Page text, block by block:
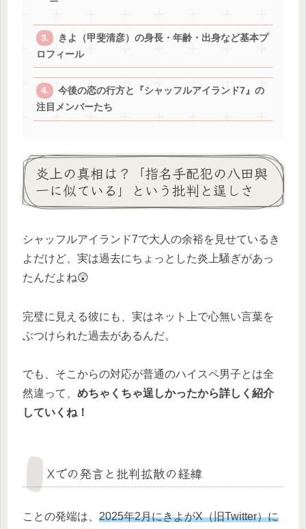
きよ（甲斐清彦）の身長・年齢・出身など基本プ
ロフィール
今後の恋の行方と『シャッフルアイランド7』の
注目メンバーたち
炎上の真相は？「指名手配犯の八田與
一に似ている」という批判と逞しさ
シャッフルアイランド7で大人の余裕を見せているき
よだけど、実は過去にちょっとした炎上騒ぎがあっ
たんだよね😲
完璧に見える彼にも、実はネット上で心無い言葉を
ぶつけられた過去があるんだ。
でも、そこからの対応が普通のハイスペ男子とは全
然違って、 めちゃくちゃ逞しかったから詳しく紹介
していくね！
Xでの発言と批判拡散の経緯
ことの発端は、 2025年2月にきよがX（旧Twitter）に